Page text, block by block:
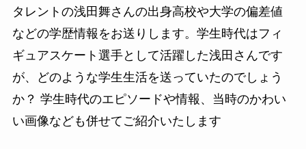
タレントの浅田舞さんの出身高校や大学の偏差値
などの学歴情報をお送りします。学生時代はフィ
ギュアスケート選手として活躍した浅田さんです
が、どのような学生生活を送っていたのでしょう
か？ 学生時代のエピソードや情報、当時のかわい
い画像なども併せてご紹介いたします